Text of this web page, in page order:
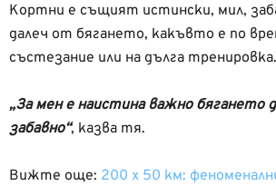
Кортни е същият истински, мил,
далеч от бягането, какъвто е по
състезание или на дълга тренировка.
„За мен е наистина важно бягането
забавно“, казва тя.
Вижте още: 200 х 50 км: